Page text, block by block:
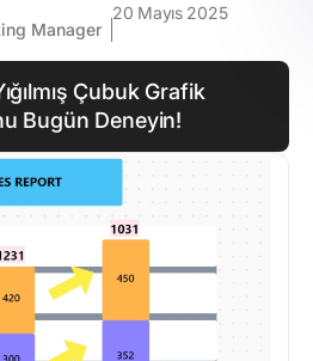
Manager
20 Mayıs 2025
Çubuk Grafik
Bugün Deneyin!